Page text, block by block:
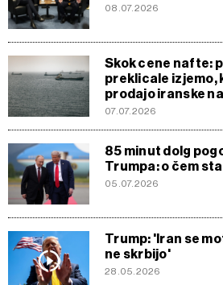
08.07.2026
Skok cene nafte:
preklicale izjemo,
prodajo iranske
07.07.2026
85 minut dolg
Trumpa: o čem
05.07.2026
Trump: 'Iran se
ne skrbijo'
28.05.2026